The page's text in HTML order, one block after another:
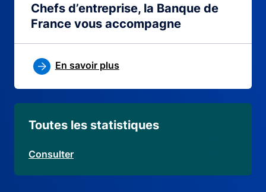
Chefs d’entreprise, la Banque de
France vous accompagne
En savoir plus
Toutes les statistiques
Consulter